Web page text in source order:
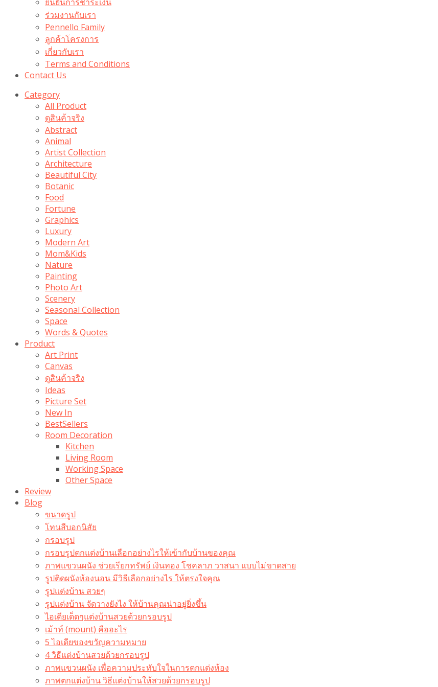
ร่วมงานกับเรา
Pennello Family
ลูกค้าโครงการ
เกี่ยวกับเรา
Terms and Conditions
Contact Us
Category
All Product
ดูสินค้าจริง
Abstract
Animal
Artist Collection
Architecture
Beautiful City
Botanic
Food
Fortune
Graphics
Luxury
Modern Art
Mom&Kids
Nature
Painting
Photo Art
Scenery
Seasonal Collection
Space
Words & Quotes
Product
Art Print
Canvas
ดูสินค้าจริง
Ideas
Picture Set
New In
BestSellers
Room Decoration
Kitchen
Living Room
Working Space
Other Space
Review
Blog
ขนาดรูป
โทนสีบอกนิสัย
กรอบรูป
กรอบรูปตกแต่งบ้านเลือกอย่างไรให้เข้ากับบ้านของคุณ
ภาพแขวนผนัง ช่วยเรียกทรัพย์ เงินทอง โชคลาภ วาสนา แบบไม่ขาดสาย
รูปติดผนังห้องนอน มีวิธีเลือกอย่างไร ให้ตรงใจคุณ
รูปแต่งบ้าน สวยๆ
รูปแต่งบ้าน จัดวางยังไง ให้บ้านคุณน่าอยู่ยิ่งขึ้น
ไอเดียเด็ดๆแต่งบ้านสวยด้วยกรอบรูป
เม้าท์ (mount) คืออะไร​
5 ไอเดียของขวัญความหมาย
4 วิธีแต่งบ้านสวยด้วยกรอบรูป
ภาพแขวนผนัง เพื่อความประทับใจในการตกแต่งห้อง
ภาพตกแต่งบ้าน วิธีแต่งบ้านให้สวยด้วยกรอบรูป